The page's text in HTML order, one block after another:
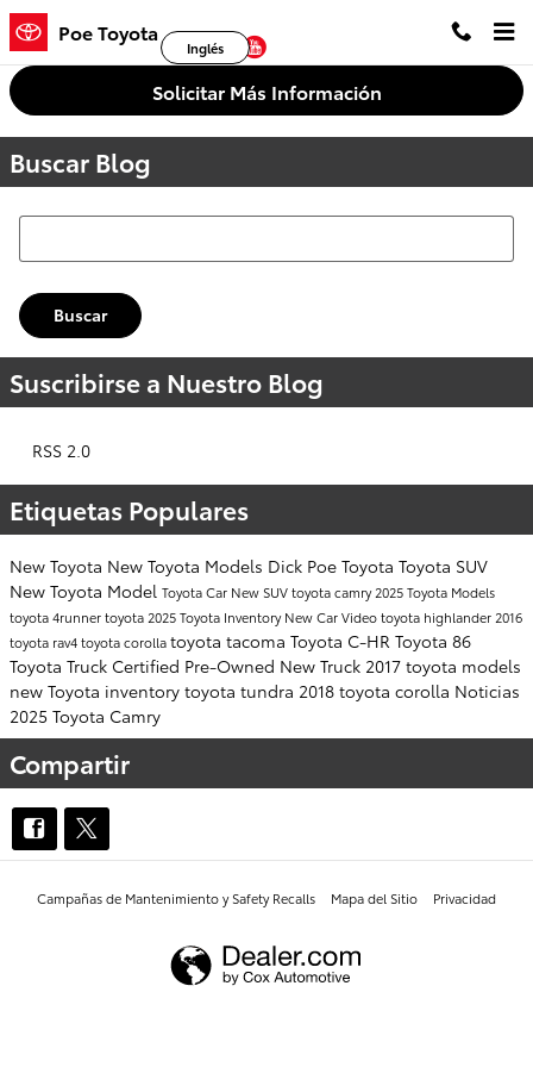
Saltar al contenido principal
Poe Toyota Facebook
Twitter
Inglés
Solicitar Más Información
Buscar Blog
Buscar Blog
Buscar
Suscribirse a Nuestro Blog
RSS 2.0
Etiquetas Populares
New Toyota New Toyota Models Dick Poe Toyota Toyota SUV
New Toyota Model Toyota Car New SUVtoyota camry2025 Toyota Models
toyota 4runnertoyota 2025 Toyota InventoryNew CarVideotoyota highlander 2016
toyota rav4toyota corollatoyota tacoma Toyota C-HR Toyota 86
Toyota Truck Certified Pre-Owned New Truck 2017 toyota models
new Toyota inventory toyota tundra 2018 toyota corolla Noticias
2025 Toyota Camry
Compartir
Campañas de Mantenimiento y Safety Recalls Mapa del Sitio Privacidad